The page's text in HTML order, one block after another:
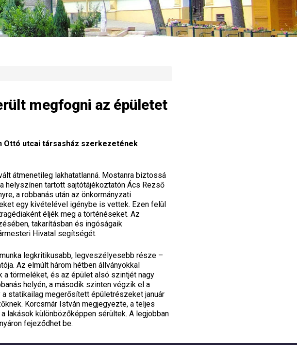
megfogni az épületet
Ottó utcai társasház szerkezetének
átmenetileg lakhatatlanná. Mostanra biztossá
helyszínen tartott sajtótájékoztatón Ács Rezső
a robbanás után az önkormányzati
egy kivételével igénybe is vettek. Ezen felül
éljék meg a történéseket. Az
takarításban és ingóságaik
Hivatal segítségét.
legkritikusabb, legveszélyesebb része –
Az elmúlt három hétben állványokkal
törmeléket, és az épület alsó szintjét nagy
helyén, a második szinten végzik el a
statikailag megerősített épületrészeket január
Korcsmár István megjegyezte, a teljes
lakások különbözőképpen sérültek. A legjobban
fejeződhet be.